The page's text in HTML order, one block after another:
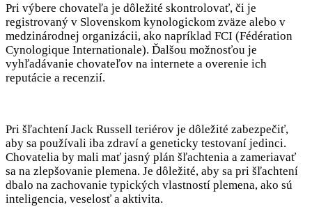
Pri výbere chovateľa je dôležité skontrolovať, či je
registrovaný v Slovenskom kynologickom zväze alebo v
medzinárodnej organizácii, ako napríklad FCI (Fédération
Cynologique Internationale). Ďalšou možnosťou je
vyhľadávanie chovateľov na internete a overenie ich
reputácie a recenzií.
Pri šľachtení Jack Russell teriérov je dôležité zabezpečiť,
aby sa používali iba zdraví a geneticky testovaní jedinci.
Chovatelia by mali mať jasný plán šľachtenia a zameriavať
sa na zlepšovanie plemena. Je dôležité, aby sa pri šľachtení
dbalo na zachovanie typických vlastností plemena, ako sú
inteligencia, veselosť a aktivita.